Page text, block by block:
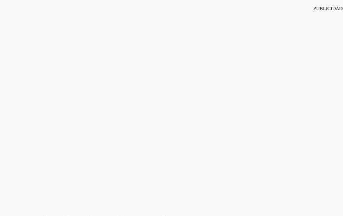
PUBLICIDAD